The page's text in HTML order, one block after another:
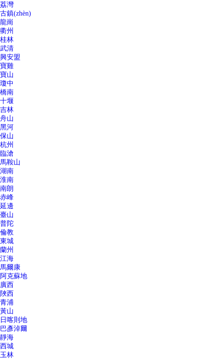
荔灣
古鎮(zhèn)
龍崗
衢州
桂林
武清
興安盟
寶雞
寶山
瓊中
橋南
十堰
吉林
舟山
黑河
保山
杭州
臨滄
馬鞍山
湖南
淮南
南朗
赤峰
延邊
臺山
普陀
倫教
東城
蘭州
江海
馬爾康
阿克蘇地
廣西
陜西
青浦
黃山
日喀則地
巴彥淖爾
靜海
西城
玉林